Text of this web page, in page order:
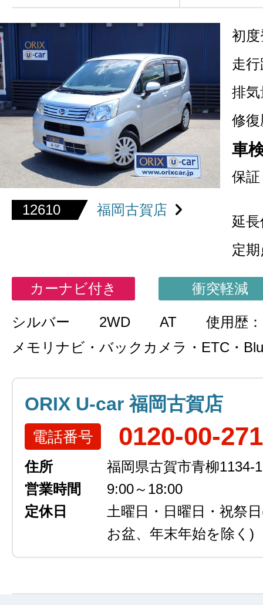
12610 福岡古賀店
初
走
排気
修復
車
保証
延
定
カーナビ付き 衝突軽減
シルバー 2WD AT
使用歴
メモリナビ・バックカメラ・ETC・
ORIX U-car 福岡古賀店
電話番号 0120-00-
住所
福岡県古賀市青柳1134-1
営業時間
9:00～18:00
定休日
土曜日・日曜日・祝祭日
お盆、年末年始を除く)